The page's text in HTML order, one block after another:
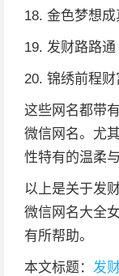
18. 金色梦想成
19. 发财路路通
20. 锦绣前程财
这些网名都带
微信网名。尤
性特有的温柔
以上是关于发
微信网名大全
有所帮助。
本文标题： 发